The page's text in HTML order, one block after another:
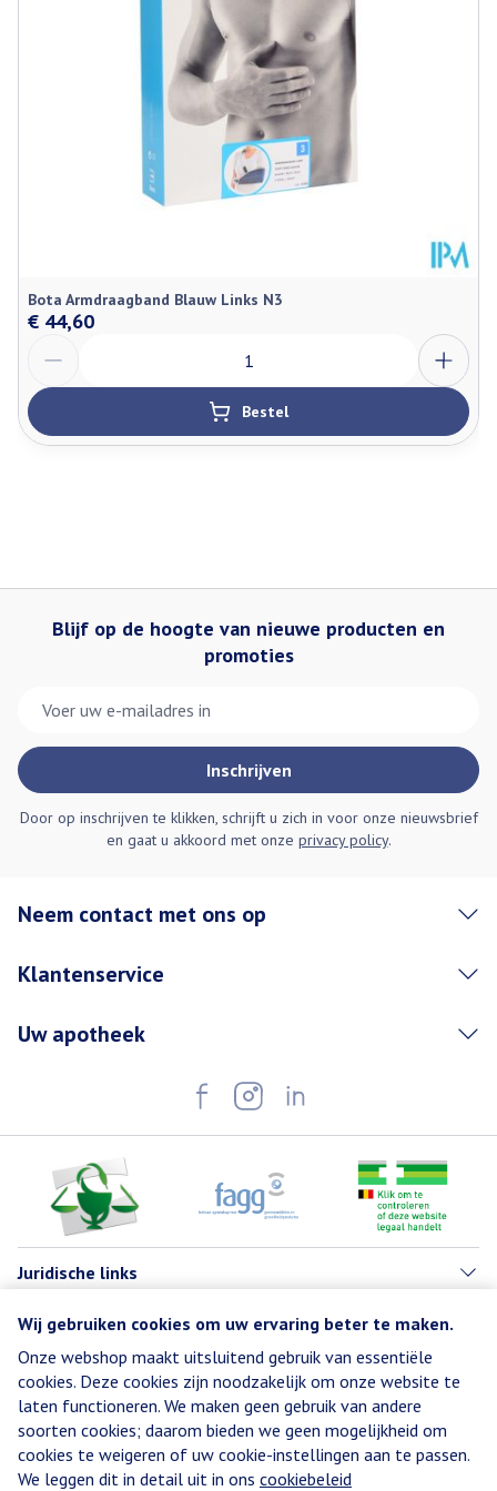
Wij gebruiken cookies om uw ervaring beter te maken.
Onze webshop maakt uitsluitend gebruik van essentiële
cookies. Deze cookies zijn noodzakelijk om onze website te
laten functioneren. We maken geen gebruik van andere
soorten cookies; daarom bieden we geen mogelijkheid om
cookies te weigeren of uw cookie-instellingen aan te passen.
We leggen dit in detail uit in ons cookiebeleid
Kamertemperatuur (15°C - 25°C)
Bota Armdraagband Blauw Links N3
€ 44,60
Bestel
Blijf op de hoogte van nieuwe producten en
promoties
Inschrijven
Door op inschrijven te klikken, schrijft u zich in voor onze nieuwsbrief
en gaat u akkoord met onze privacy policy.
Neem contact met ons op
Klantenservice
Uw apotheek
Juridische links